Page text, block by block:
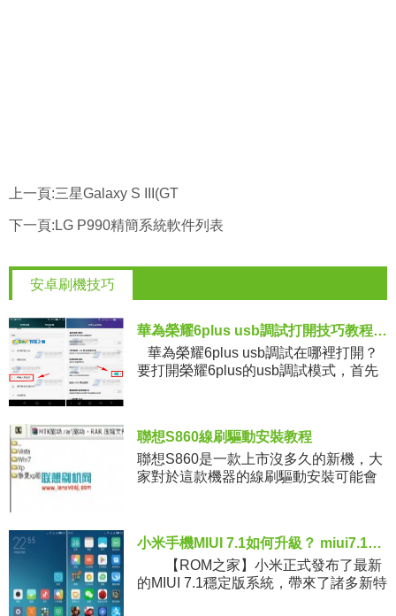
上一頁:三星Galaxy S III(GT
下一頁: LG P990精簡系統軟件列表
安卓刷機技巧
華為榮耀6plus usb調試打開技巧教程分享
華為榮耀6plus usb調試在哪裡打開？
要打開榮耀6plus的usb調試模式，首先
聯想S860線刷驅動安裝教程
聯想S860是一款上市沒多久的新機，大
家對於這款機器的線刷驅動安裝可能會
小米手機MIUI 7.1如何升級？ miui7.1刷機升級教程
【ROM之家】小米正式發布了最新
的MIUI 7.1穩定版系統，帶來了諸多新特